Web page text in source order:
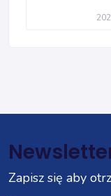
Zapisz się aby